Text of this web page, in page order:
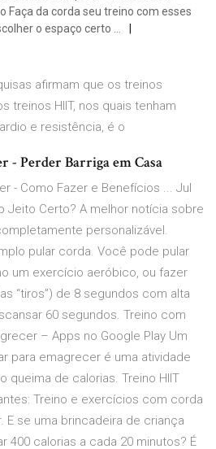
Faça da corda seu treino com esses
o espaço certo …
afirmam que os treinos
treinos HIIT, nos quais tenham
e resistência, é o
- Perder Barriga em Casa
- Como Fazer e Benefícios ... Jul
Jeito Certo? A melhor notícia sobre
personalizável.
pular corda. Você pode pular
um exercício aeróbico, ou fazer
“tiros”) de 8 segundos com alta
60 segundos. Treino com
– Apps no Google Play Um
para emagrecer é uma atividade
queima de calorias. Treino HIIT
Treino e exercícios com corda
E se uma brincadeira de criança
400 calorias a cada 20 minutos? É